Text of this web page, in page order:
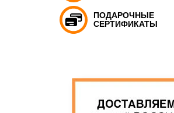
ПОДАРОЧНЫЕ
СЕРТИФИКАТЫ